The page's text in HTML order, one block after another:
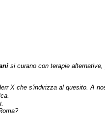
si curano con terapie
X che s'indirizza al quesito. A